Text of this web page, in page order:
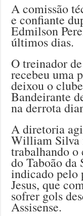
A comissão
e confiante
Edmilson
últimos dias.
O treinador
recebeu uma
deixou o
Bandeirante
na derrota
A diretoria
William Silva
trabalhando o
do Taboão
indicado pelo
Jesus, que
sofrer gols
Assisense.